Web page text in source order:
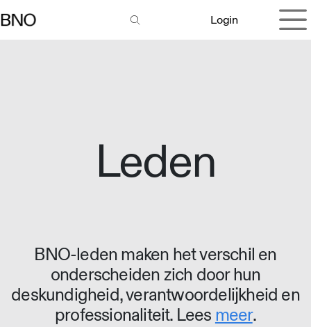
Login
Leden
BNO-leden maken het verschil en
onderscheiden zich door hun
deskundigheid, verantwoordelijkheid en
professionaliteit. Lees meer.